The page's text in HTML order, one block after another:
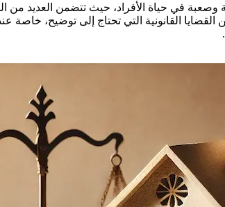
في حياة الأفراد، حيث تتضمن العديد من
القانونية التي تحتاج إلى توضيح، خاصة